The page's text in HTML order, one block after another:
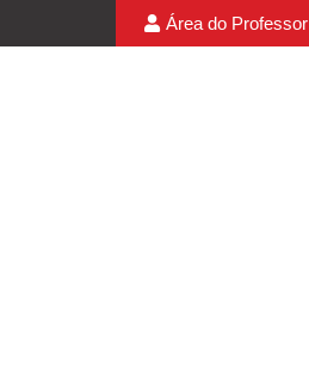
Área do Professor